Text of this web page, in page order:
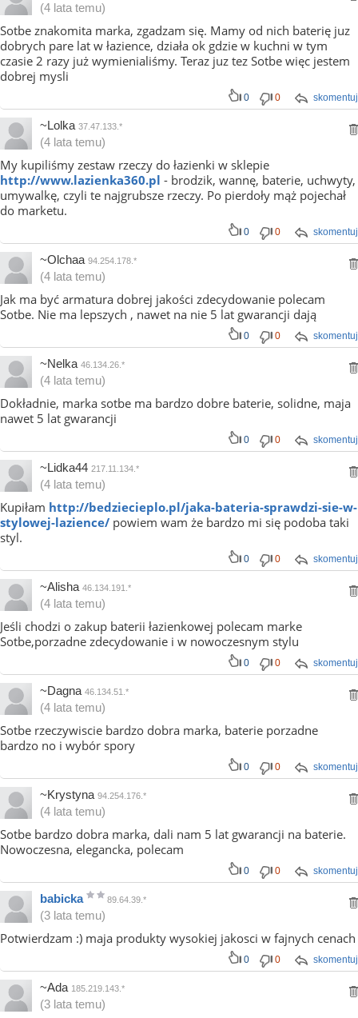
(4 lata temu)
Sotbe znakomita marka, zgadzam się. Mamy od nich baterię juz
dobrych pare lat w łazience, działa ok gdzie w kuchni w tym
czasie 2 razy już wymienialiśmy. Teraz juz tez Sotbe więc jestem
dobrej mysli
skomentuj
0 0
~Lolka 37.47.133.*
(4 lata temu)
My kupiliśmy zestaw rzeczy do łazienki w sklepie
http://www.lazienka360.pl - brodzik, wannę, baterie, uchwyty,
umywalkę, czyli te najgrubsze rzeczy. Po pierdoły mąż pojechał
do marketu.
skomentuj
0 0
~Olchaa 94.254.178.*
(4 lata temu)
Jak ma być armatura dobrej jakości zdecydowanie polecam
Sotbe. Nie ma lepszych , nawet na nie 5 lat gwarancji dają
skomentuj
0 0
~Nelka 46.134.26.*
(4 lata temu)
Dokładnie, marka sotbe ma bardzo dobre baterie, solidne, maja
nawet 5 lat gwarancji
skomentuj
0 0
~Lidka44 217.11.134.*
(4 lata temu)
Kupiłam http://bedziecieplo.pl/jaka-bateria-sprawdzi-sie-w-
stylowej-lazience/ powiem wam że bardzo mi się podoba taki
styl.
skomentuj
0 0
~Alisha 46.134.191.*
(4 lata temu)
Jeśli chodzi o zakup baterii łazienkowej polecam marke
Sotbe,porzadne zdecydowanie i w nowoczesnym stylu
skomentuj
0 0
~Dagna 46.134.51.*
(4 lata temu)
Sotbe rzeczywiscie bardzo dobra marka, baterie porzadne
bardzo no i wybór spory
skomentuj
0 0
~Krystyna 94.254.176.*
(4 lata temu)
Sotbe bardzo dobra marka, dali nam 5 lat gwarancji na baterie.
Nowoczesna, elegancka, polecam
skomentuj
0 0
babicka 89.64.39.*
(3 lata temu)
Potwierdzam :) maja produkty wysokiej jakosci w fajnych cenach
skomentuj
0 0
~Ada 185.219.143.*
(3 lata temu)